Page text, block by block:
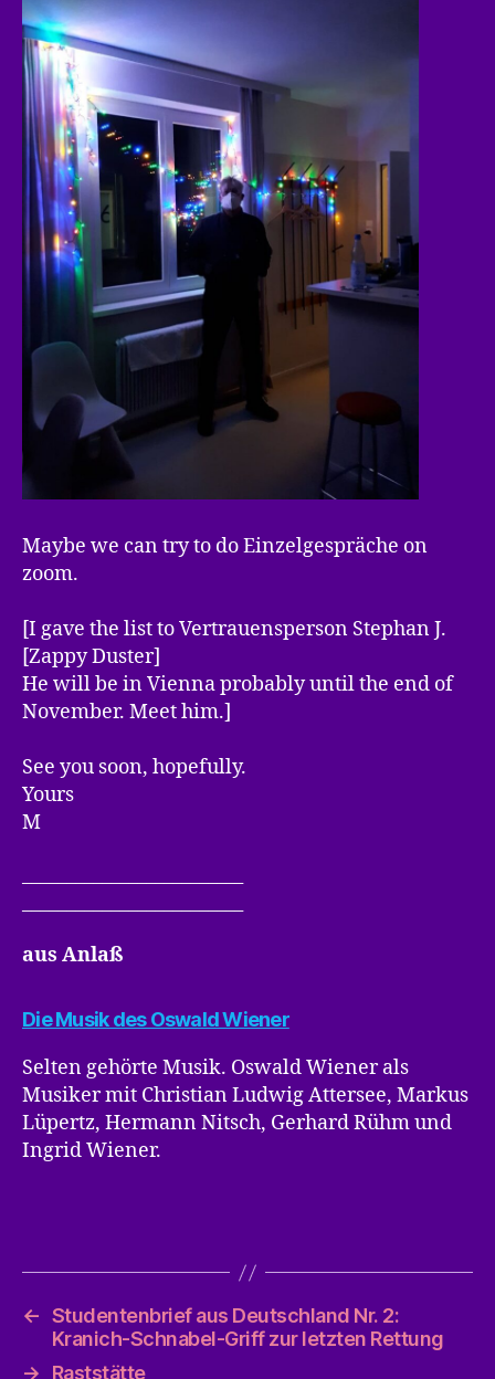
Maybe we can try to do Einzelgespräche on
zoom.
[I gave the list to Vertrauensperson Stephan J.
[Zappy Duster]
He will be in Vienna probably until the end of
November. Meet him.]
See you soon, hopefully.
Yours
M
aus Anlaß
Die Musik des Oswald Wiener
Selten gehörte Musik. Oswald Wiener als
Musiker mit Christian Ludwig Attersee, Markus
Lüpertz, Hermann Nitsch, Gerhard Rühm und
Ingrid Wiener.
← Studentenbrief aus Deutschland Nr. 2:
Kranich-Schnabel-Griff zur letzten Rettung
→
Raststätte